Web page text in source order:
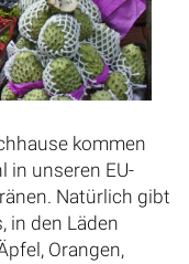
kommen
in unseren EU-
Natürlich gibt
in den Läden
Orangen,